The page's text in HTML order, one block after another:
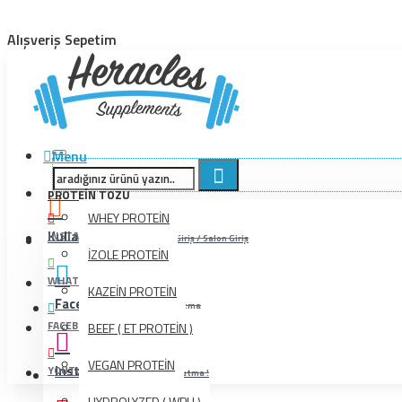
Alışveriş Sepetim
Kullanıcı İşlemleri Bayi Giriş / Salon Giriş
Facebook Beğenmeyi Unutma
InstagramBeğenmeyi Unutma !
Menu
PROTEIN TOZU
WHEY PROTEİN
İZOLE PROTEİN
KAZEİN PROTEİN
BEEF ( ET PROTEİN )
VEGAN PROTEİN
INSTAGRAM
WHATSAPP
FACEBOOK
YOUTUBE